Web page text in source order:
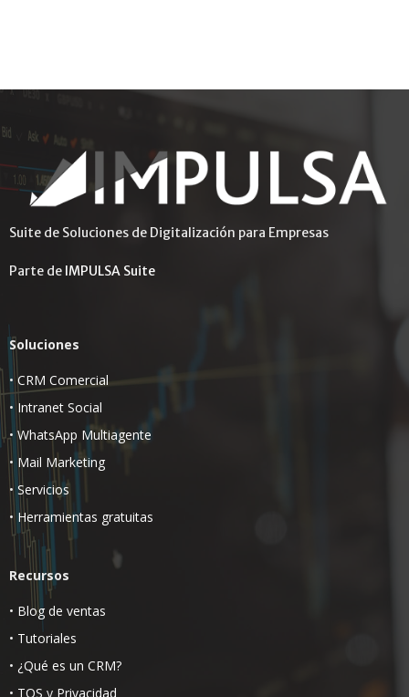
Suite de Soluciones de Digitalización para Empresas
Parte de IMPULSA Suite
Soluciones
•CRM Comercial
• Intranet Social
• WhatsApp Multiagente
• Mail Marketing
• Servicios
•Herramientas gratuitas
Recursos
• Blog de ventas
• Tutoriales
• ¿Qué es un CRM?
• TOS y Privacidad